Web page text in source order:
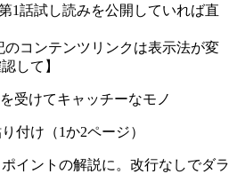
1話試し読みを公開していれば直
のコンテンツリンクは表示法が変
して】
受けてキャッチーなモノ
付け（1か2ページ）
イントの解説に。改行なしでダラ